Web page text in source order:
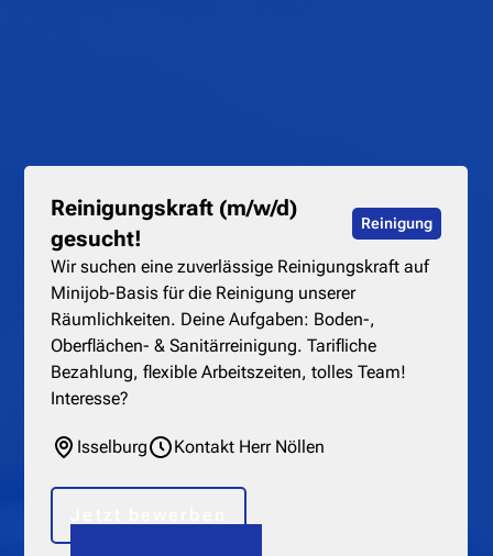
Reinigungskraft (m/w/d)
gesucht!
Reinigung
Wir suchen eine zuverlässige Reinigungskraft auf
Minijob-Basis für die Reinigung unserer
Räumlichkeiten. Deine Aufgaben: Boden-,
Oberflächen- & Sanitärreinigung. Tarifliche
Bezahlung, flexible Arbeitszeiten, tolles Team!
Interesse?
Isselburg Kontakt Herr Nöllen